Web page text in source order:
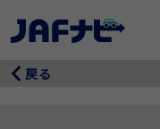
戻る